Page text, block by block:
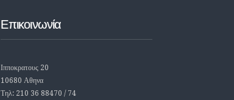
Επικοινωνία
Ιπποκρατους 20
10680 Αθηνα
Τηλ: 210 36 88470 / 74